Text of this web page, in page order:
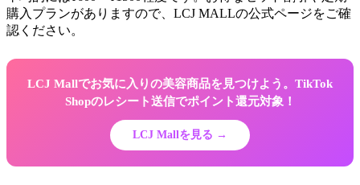
購入プランがありますので、LCJ MALLの公式ページをご確
認ください。
LCJ Mallでお気に入りの美容商品を見つけよう。TikTok
Shopのレシート送信でポイント還元対象！
LCJ Mallを見る →